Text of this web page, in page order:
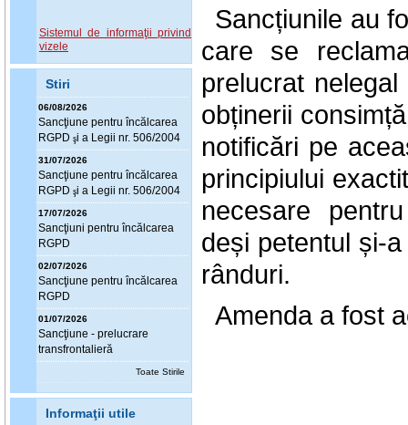
Sistemul de informaţii privind
vizele
Stiri
06/08/2026
Sancţiune pentru încălcarea
RGPD şi a Legii nr. 506/2004
31/07/2026
Sancţiune pentru încălcarea
RGPD şi a Legii nr. 506/2004
17/07/2026
Sancţiuni pentru încălcarea
RGPD
02/07/2026
Sancţiune pentru încălcarea
RGPD
01/07/2026
Sancţiune - prelucrare
transfrontalieră
Toate Stirile
Informaţii utile
Sancțiunile au
care se
prelucrat
obținerii
notificări pe
principiului
necesare
deși petentul și-
rânduri.
Amenda a fost